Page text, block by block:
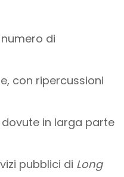
di
con ripercussioni
in larga parte
pubblici di Long